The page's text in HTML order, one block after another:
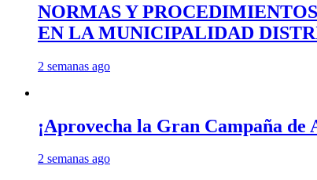
NORMAS Y
EN LA MUNICIPALIDAD
2 semanas ago
¡Aprovecha la Gran Campaña
2 semanas ago